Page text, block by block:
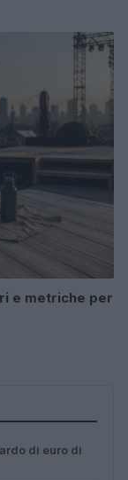
e metriche per
di euro di